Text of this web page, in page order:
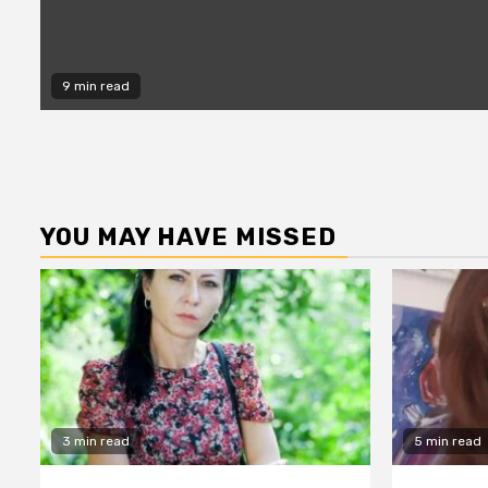
9 min read
YOU MAY HAVE MISSED
3 min read 5 min read